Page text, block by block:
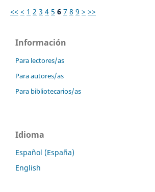
<< < 1 2 3 4 5 6 7 8 9 > >>
Información
Para lectores/as
Para autores/as
Para bibliotecarios/as
Idioma
Español (España)
English